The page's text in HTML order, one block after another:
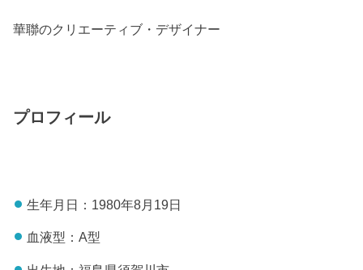
華聯のクリエーティブ・デザイナー
プロフィール
生年月日：1980年8月19日
血液型：A型